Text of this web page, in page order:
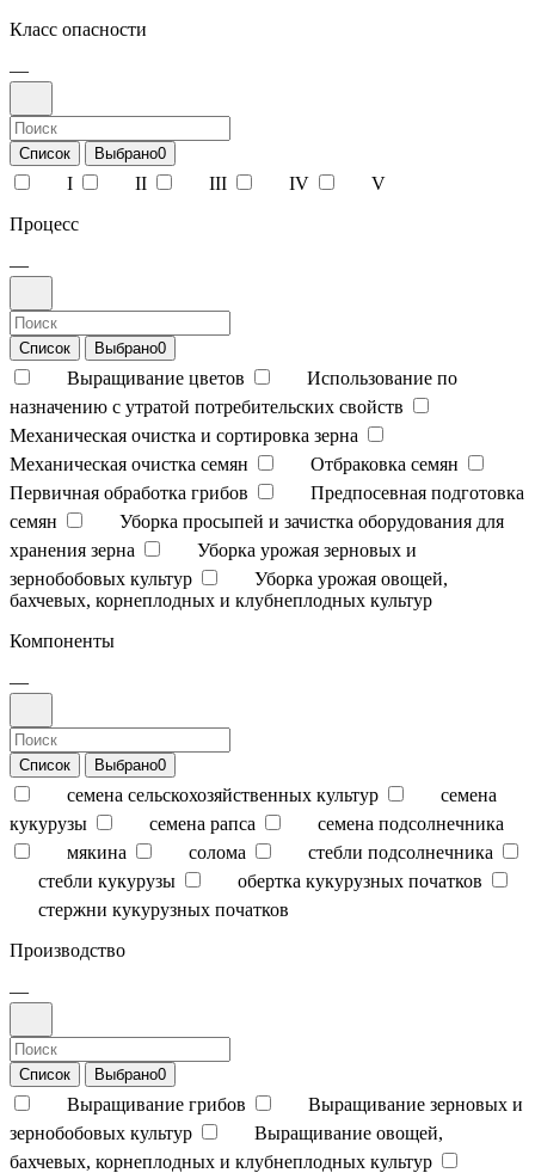
Класс опасности
—
Список Выбрано0
I II III IV
V
Процесс
—
Список Выбрано0
Выращивание цветов
Использование по
назначению с утратой потребительских свойств
Механическая очистка и сортировка зерна
Механическая очистка семян
Отбраковка семян
Первичная обработка грибов
Предпосевная подготовка
семян
Уборка просыпей и зачистка оборудования для
хранения зерна
Уборка урожая зерновых и
зернобобовых культур
Уборка урожая овощей,
бахчевых, корнеплодных и клубнеплодных культур
Компоненты
—
Список Выбрано0
семена сельскохозяйственных культур
семена
кукурузы
семена рапса
семена подсолнечника
мякина
солома
стебли подсолнечника
стебли кукурузы
обертка кукурузных початков
стержни кукурузных початков
Производство
—
Список Выбрано0
Выращивание грибов
Выращивание зерновых и
зернобобовых культур
Выращивание овощей,
бахчевых, корнеплодных и клубнеплодных культур